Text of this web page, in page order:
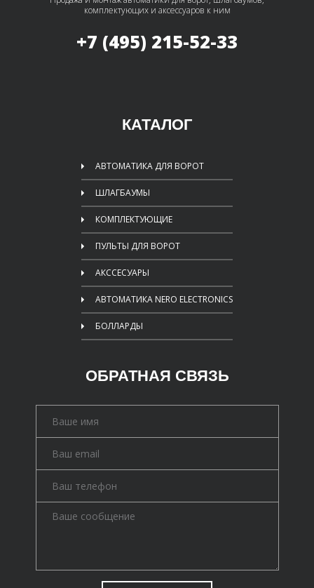
комплектующих и аксессуаров к ним
+7 (495) 215-52-33
КАТАЛОГ
АВТОМАТИКА ДЛЯ ВОРОТ
ШЛАГБАУМЫ
КОМПЛЕКТУЮЩИЕ
ПУЛЬТЫ ДЛЯ ВОРОТ
АКССЕСУАРЫ
АВТОМАТИКА NERO ELECTRONICS
БОЛЛАРДЫ
ОБРАТНАЯ СВЯЗЬ